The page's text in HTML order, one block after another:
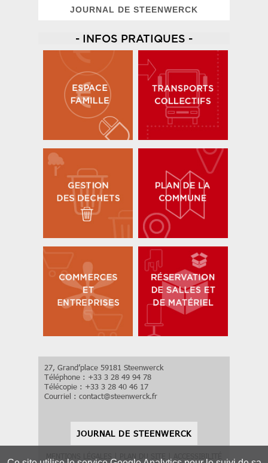
JOURNAL DE STEENWERCK
- INFOS PRATIQUES -
27, Grand’place 59181 Steenwerck
Téléphone : +33 3 28 49 94 78
Télécopie : +33 3 28 40 46 17
Courriel : contact@steenwerck.fr
JOURNAL DE STEENWERCK